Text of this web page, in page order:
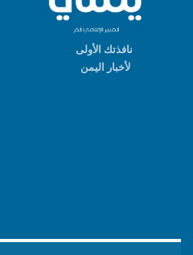
نافذتك الأولى
لأخبار اليمن